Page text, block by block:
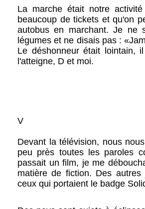
La marche était notre
beaucoup de tickets et qu'on
autobus en marchant. Je ne
légumes et ne disais pas :
Le déshonneur était lointain,
l'atteigne, D et moi.
V
Devant la télévision, nous
peu près toutes les paroles
passait un film, je me
matière de fiction. Des
ceux qui portaient le badge